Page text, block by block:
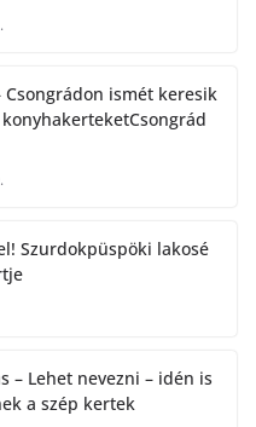
Csongrádon ismét keresik
Szurdokpüspöki lakosé
– Lehet nevezni – idén is
a szép kertek